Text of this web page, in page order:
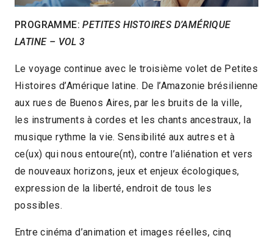
Juan Pablo Zaramella Argentine
2011
PROGRAMME:PETITES HISTOIRES D’AMÉRIQUE
LATINE – VOL 3
Le voyage continue avec le troisième volet de Petites
Histoires d’Amérique latine. De l’Amazonie brésilienne
aux rues de Buenos Aires, par les bruits de la ville,
les instruments à cordes et les chants ancestraux, la
musique rythme la vie. Sensibilité aux autres et à
ce(ux) qui nous entoure(nt), contre l’aliénation et vers
de nouveaux horizons, jeux et enjeux écologiques,
expression de la liberté, endroit de tous les
possibles.
Entre cinéma d’animation et images réelles, cinq